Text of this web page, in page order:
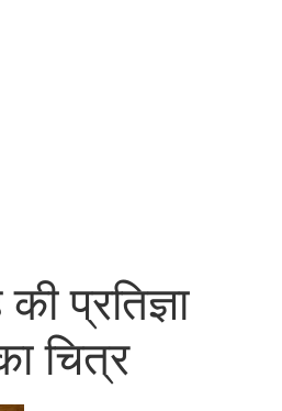
प्रतिज्ञा
चित्र